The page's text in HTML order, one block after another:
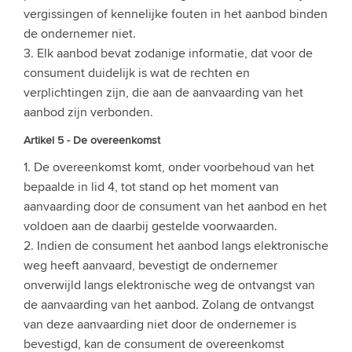
vergissingen of kennelijke fouten in het aanbod binden
de ondernemer niet.
3. Elk aanbod bevat zodanige informatie, dat voor de
consument duidelijk is wat de rechten en
verplichtingen zijn, die aan de aanvaarding van het
aanbod zijn verbonden.
Artikel 5 - De overeenkomst
1. De overeenkomst komt, onder voorbehoud van het
bepaalde in lid 4, tot stand op het moment van
aanvaarding door de consument van het aanbod en het
voldoen aan de daarbij gestelde voorwaarden.
2. Indien de consument het aanbod langs elektronische
weg heeft aanvaard, bevestigt de ondernemer
onverwijld langs elektronische weg de ontvangst van
de aanvaarding van het aanbod. Zolang de ontvangst
van deze aanvaarding niet door de ondernemer is
bevestigd, kan de consument de overeenkomst